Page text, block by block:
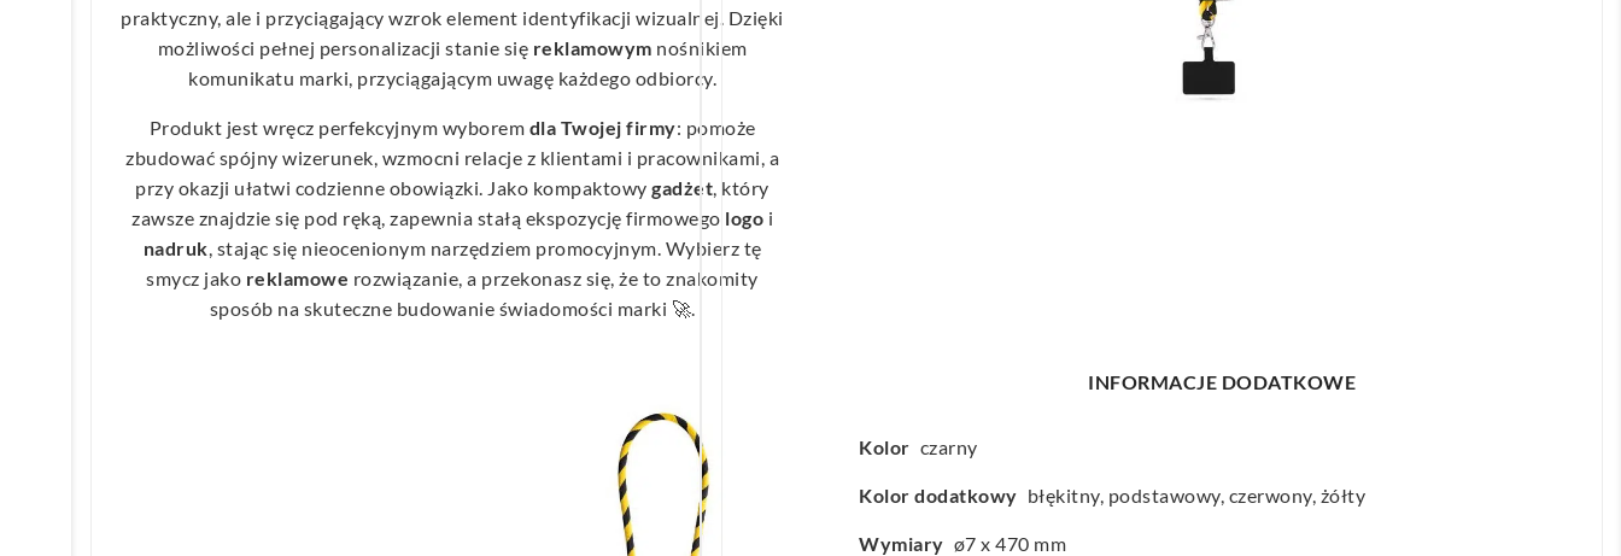
praktyczny, ale i przyciągający wzrok element identyfikacji wizualnej. Dzięki
możliwości pełnej personalizacji stanie się reklamowym nośnikiem
komunikatu marki, przyciągającym uwagę każdego odbiorcy.
Produkt jest wręcz perfekcyjnym wyborem dla Twojej firmy: pomoże
zbudować spójny wizerunek, wzmocni relacje z klientami i pracownikami, a
przy okazji ułatwi codzienne obowiązki. Jako kompaktowygadżet, który
zawsze znajdzie się pod ręką, zapewnia stałą ekspozycję firmowego logo i
nadruk, stając się nieocenionym narzędziem promocyjnym. Wybierz tę
smycz jako reklamowe rozwiązanie, a przekonasz się, że to znakomity
sposób na skuteczne budowanie świadomości marki 🚀.
INFORMACJE DODATKOWE
Kolor czarny
Kolor dodatkowy błękitny, podstawowy, czerwony, żółty
Wymiary ø7 x 470 mm